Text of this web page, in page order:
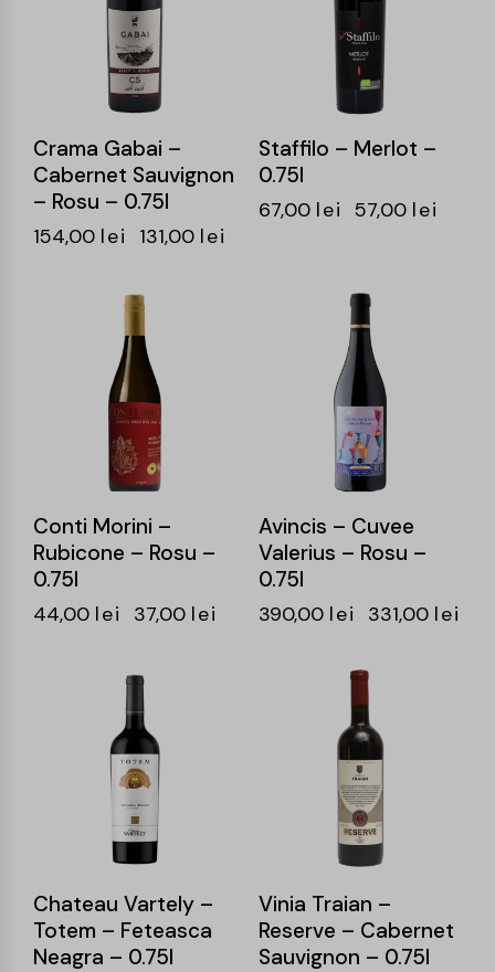
Crama Gabai –
Cabernet Sauvignon
– Rosu – 0.75l
154,00 lei 131,00 lei
Staffilo – Merlot –
0.75l
67,00 lei 57,00 lei
Conti Morini –
Rubicone – Rosu –
0.75l
44,00 lei 37,00 lei
Avincis – Cuvee
Valerius – Rosu –
0.75l
390,00 lei 331,00 lei
Chateau Vartely –
Totem – Feteasca
Neagra – 0.75l
Vinia Traian –
Reserve – Cabernet
Sauvignon – 0.75l